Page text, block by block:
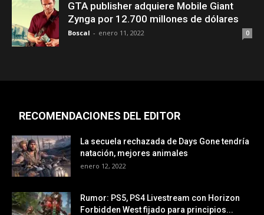
GTA publisher adquiere Mobile Giant
Zynga por 12.700 millones de dólares
Boscal - enero 11, 2022 0
RECOMENDACIONES DEL EDITOR
La secuela rechazada de Days Gone tendría
natación, mejores animales
enero 12, 2022
Rumor: PS5, PS4 Livestream con Horizon
Forbidden West fijado para principios...